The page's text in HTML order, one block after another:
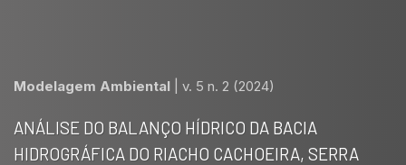
Modelagem Ambiental v. 5 n. 2 (2024)
ANÁLISE DO BALANÇO HÍDRICO DA BACIA
HIDROGRÁFICA DO RIACHO CACHOEIRA, SERRA